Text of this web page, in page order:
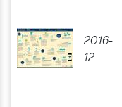
2016-
12